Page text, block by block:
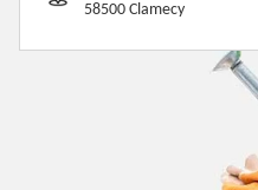
58500 Clamecy